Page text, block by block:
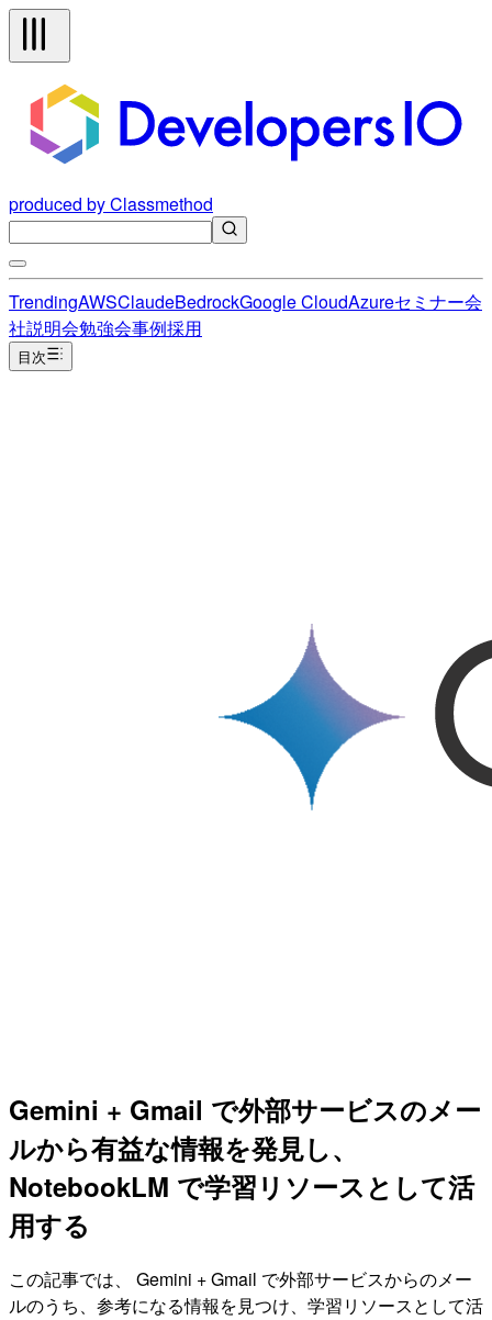
produced by Classmethod
TrendingAWSClaudeBedrockGoogle CloudAzureセミナー会
社説明会勉強会事例採用
目次
Gemini + Gmail で外部サービスのメー
ルから有益な情報を発見し、
NotebookLM で学習リソースとして活
用する
この記事では、 Gemini + Gmail で外部サービスからのメー
ルのうち、参考になる情報を見つけ、学習リソースとして活